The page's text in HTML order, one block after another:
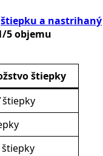
štiepku a nastrihaný
5 objemu
štiepky
štiepky